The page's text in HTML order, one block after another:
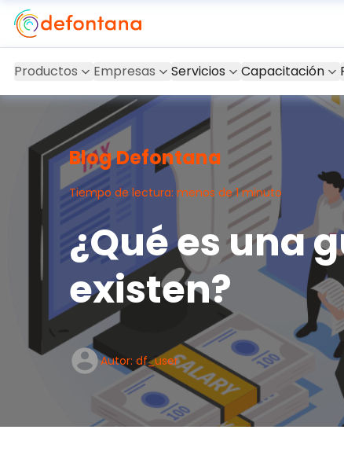
Productos Empresas Servicios Capacitación
Blog Defontana
Tiempo de lectura: menos de 1 minuto
¿Qué es una
existen?
Autor: df_user